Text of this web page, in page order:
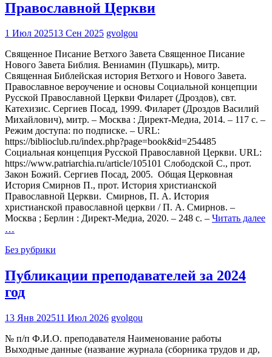
Православной Церкви
1 Июл 202513 Сен 2025 gvolgou
Священное Писание Ветхого Завета Священное Писание
Нового Завета Библия. Вениамин (Пушкарь), митр.
Священная Библейская история Ветхого и Нового Завета.
Православное вероучение и основы Социальной концепции
Русской Православной Церкви Филарет (Дроздов), свт.
Катехизис. Сергиев Посад, 1999. Филарет (Дроздов Василий
Михайлович), митр. – Москва : Директ-Медиа, 2014. – 117 с. –
Режим доступа: по подписке. – URL:
https://biblioclub.ru/index.php?page=book&id=254485
Социальная концепция Русской Православной Церкви. URL:
https://www.patriarchia.ru/article/105101 Слободской С., прот.
Закон Божий. Сергиев Посад, 2005. Общая Церковная
История Смирнов П., прот. История христианской
Православной Церкви. Смирнов, П. А. История
христианской православной церкви / П. А. Смирнов. –
Москва ; Берлин : Директ-Медиа, 2020. – 248 с. – Читать далее
…
Без рубрики
Публикации преподавателей за 2024
год
13 Янв 202511 Июл 2026 gvolgou
№ п/п Ф.И.О. преподавателя Наименование работы
Выходные данные (название журнала (сборника трудов и др,